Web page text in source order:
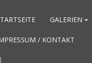
GALERIEN
/ KONTAKT